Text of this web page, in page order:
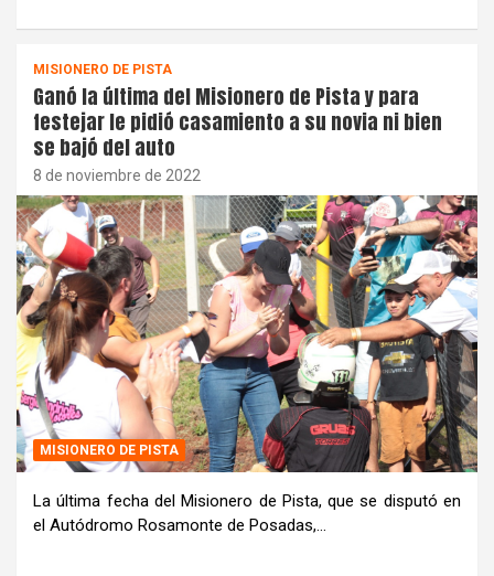
MISIONERO DE PISTA
Ganó la última del Misionero de Pista y para
festejar le pidió casamiento a su novia ni bien
se bajó del auto
8 de noviembre de 2022
MISIONERO DE PISTA
La última fecha del Misionero de Pista, que se disputó en
el Autódromo Rosamonte de Posadas,…